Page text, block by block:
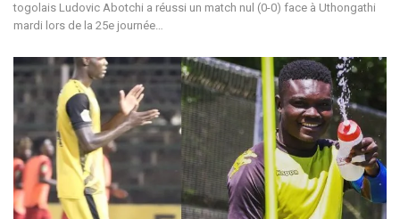
togolais Ludovic Abotchi a réussi un match nul (0-0) face à Uthongathi
mardi lors de la 25e journée…